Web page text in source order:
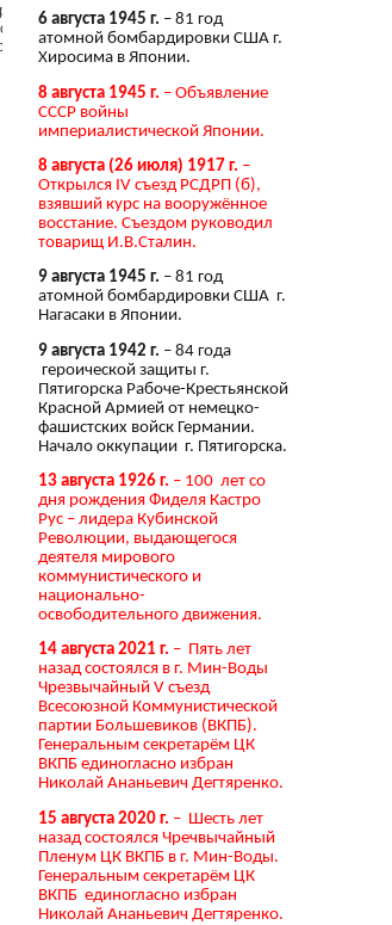
vkpb.ru/templates/rhuk_milkyway/images/
position: 50% 0px; background-repeat: no-repeat
6 августа 1945 г. – 81 год
атомной бомбардировки США г.
Хиросима в Японии.
8 августа 1945 г. – Объявление
СССР войны
империалистической Японии.
8 августа (26 июля) 1917 г. –
Открылся IV съезд РСДРП (б),
взявший курс на вооружённое
восстание. Съездом руководил
товарищ И.В.Сталин.
9 августа 1945 г. – 81 год
атомной бомбардировки США г.
Нагасаки в Японии.
9 августа 1942 г. – 84 года
героической защиты г.
Пятигорска Рабоче-Крестьянской
Красной Армией от немецко-
фашистских войск Германии.
Начало оккупации г. Пятигорска.
13 августа 1926 г. – 100 лет со
дня рождения Фиделя Кастро
Рус – лидера Кубинской
Революции, выдающегося
деятеля мирового
коммунистического и
национально-
освободительного движения.
14 августа 2021 г. – Пять лет
назад состоялся в г. Мин-Воды
Чрезвычайный V съезд
Всесоюзной Коммунистической
партии Большевиков (ВКПБ).
Генеральным секретарём ЦК
ВКПБ единогласно избран
Николай Ананьевич Дегтяренко.
15 августа 2020 г. – Шесть лет
назад состоялся Чречвычайный
Пленум ЦК ВКПБ в г. Мин-Воды.
Генеральным секретарём ЦК
ВКПБ единогласно избран
Николай Ананьевич Дегтяренко.